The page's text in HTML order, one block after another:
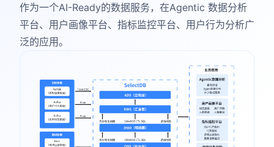
作为一个AI-Ready的数据服务，在Agentic 数据分析
平台、用户画像平台、指标监控平台、用户行为分析广
泛的应用。